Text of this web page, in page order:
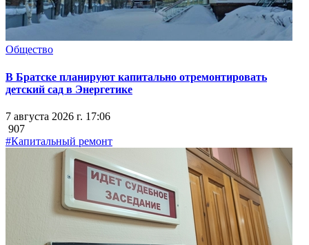
Общество
В Братске планируют капитально отремонтировать
детский сад в Энергетике
7 августа 2026 г. 17:06
907
#Капитальный ремонт